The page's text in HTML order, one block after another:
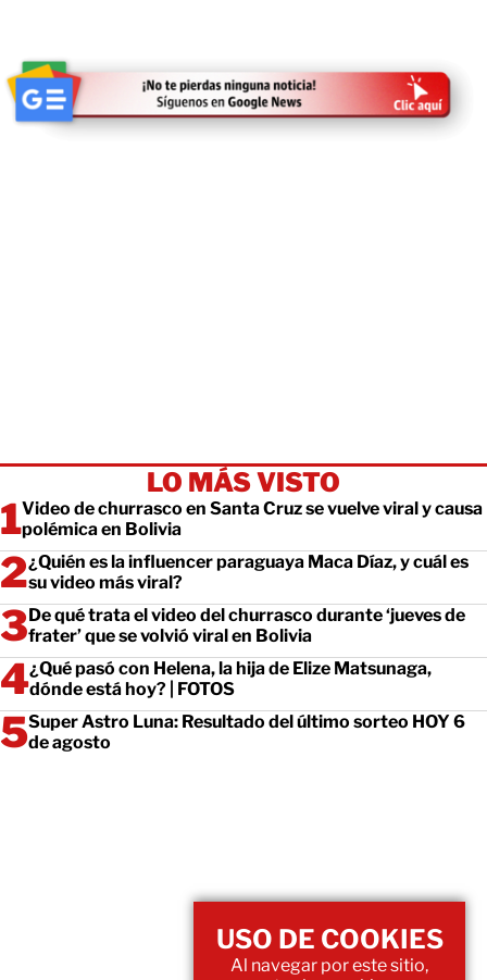
LO MÁS VISTO
Video de churrasco en Santa Cruz se vuelve viral y causa
polémica en Bolivia
¿Quién es la influencer paraguaya Maca Díaz, y cuál es
su video más viral?
De qué trata el video del churrasco durante ‘jueves de
frater’ que se volvió viral en Bolivia
¿Qué pasó con Helena, la hija de Elize Matsunaga,
dónde está hoy? | FOTOS
Super Astro Luna: Resultado del último sorteo HOY 6
de agosto
USO DE COOKIES
Al navegar por este sitio,